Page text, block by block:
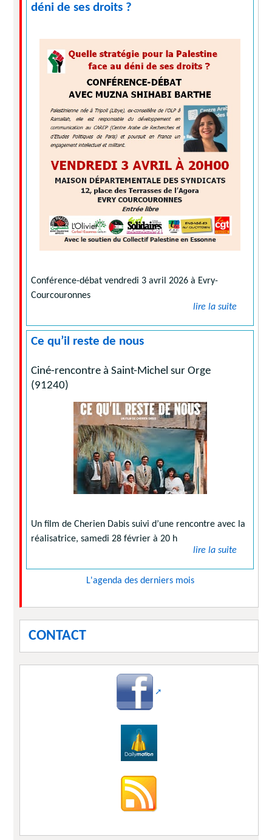
déni de ses droits ?
Conférence-débat vendredi 3 avril 2026 à Evry-
Courcouronnes
lire la suite
Ce qu’il reste de nous
Ciné-rencontre à Saint-Michel sur Orge
(91240)
Un film de Cherien Dabis suivi d’une rencontre avec la
réalisatrice, samedi 28 février à 20 h
lire la suite
L'agenda des derniers mois
CONTACT